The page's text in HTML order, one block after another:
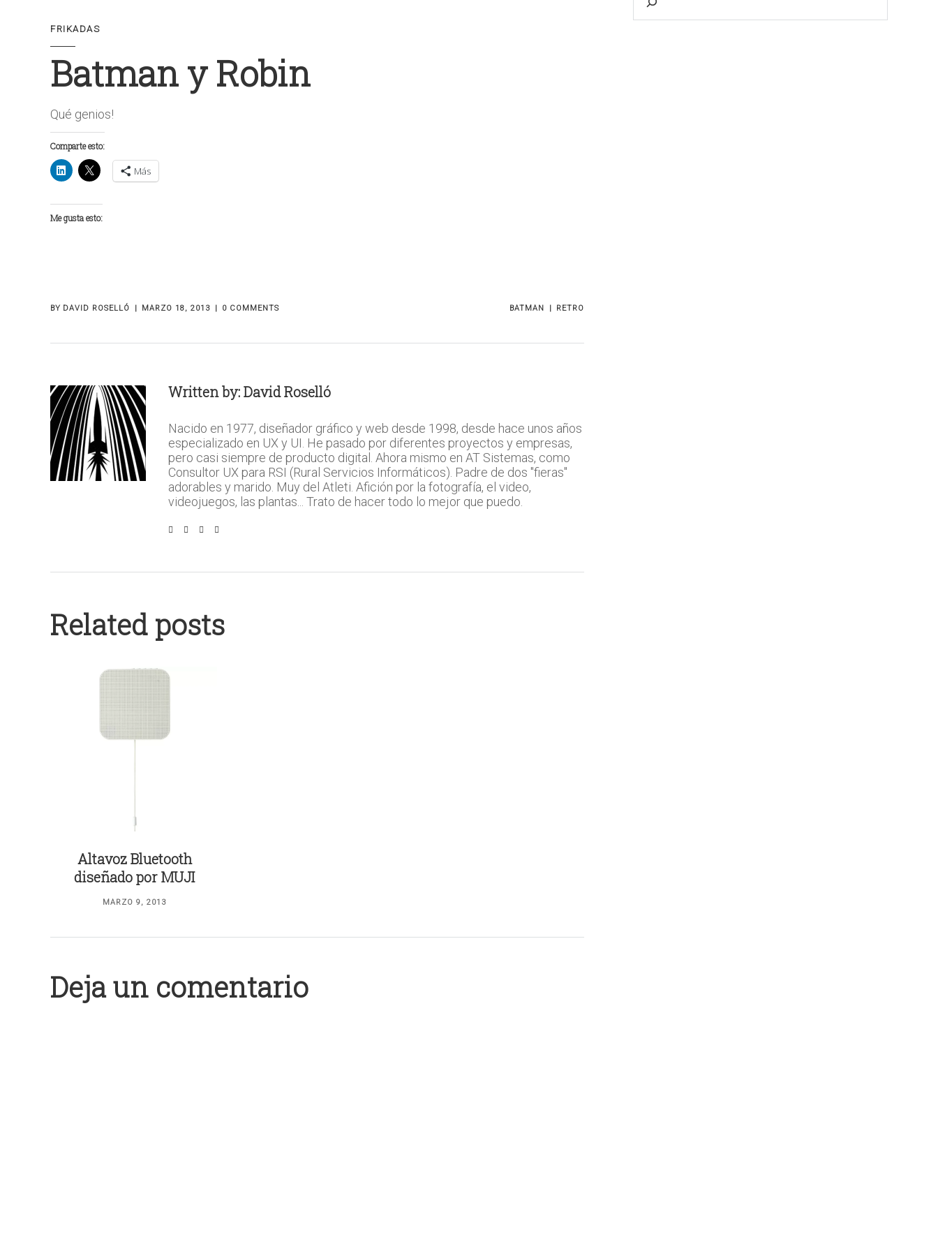
FRIKADAS
Batman y Robin
Qué genios!
Comparte esto:
Más
Me gusta esto:
BY DAVID ROSELLÓ MARZO 18, 2013 0 COMMENTS BATMAN RETRO
Written by:David Roselló
Nacido en 1977, diseñador gráfico y web desde 1998, desde hace unos años
especializado en UX y UI. He pasado por diferentes proyectos y empresas,
pero casi siempre de producto digital. Ahora mismo en AT Sistemas, como
Consultor UX para RSI (Rural Servicios Informáticos). Padre de dos "fieras"
adorables y marido. Muy del Atleti. Afición por la fotografía, el video,
videojuegos, las plantas... Trato de hacer todo lo mejor que puedo.
Related posts
Altavoz Bluetooth
diseñado por MUJI
MARZO 9, 2013
Deja un comentario